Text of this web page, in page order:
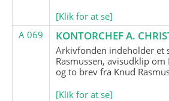
[Klik for at se]
A 069
KONTORCHEF A.
Arkivfonden indeholder et
Rasmussen, avisudklip
og to brev fra Knud
[Klik for at se]